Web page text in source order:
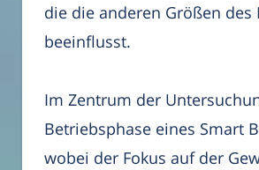
die die anderen Größen des
beeinflusst.
Im Zentrum der
Betriebsphase eines Smart
wobei der Fokus auf der